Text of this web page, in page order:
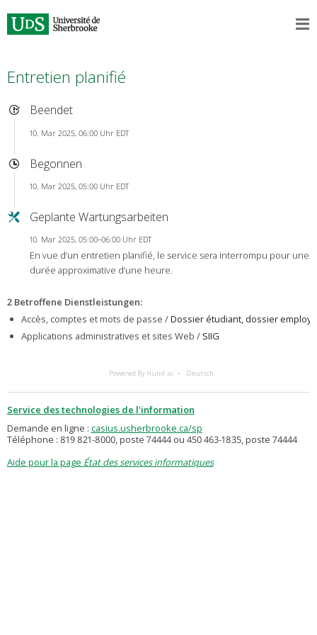
Entretien planifié
Beendet
10. Mar 2025, 06:00 Uhr EDT
Begonnen
10. Mar 2025, 05:00 Uhr EDT
Geplante Wartungsarbeiten
10. Mar 2025, 05:00–06:00 Uhr EDT
En vue d’un entretien planifié, le service sera interrompu pour une
durée approximative d’une heure.
2 Betroffene Dienstleistungen:
Accès, comptes et mots de passe /Dossier étudiant, dossier employé
Applications administratives et sites Web / SIIG
Powered By Hund.io Deutsch
Service des technologies de l'information
Demande en ligne : casius.usherbrooke.ca/sp
Téléphone : 819 821-8000, poste 74444 ou 450 463-1835, poste 74444
Aide pour la page État des services informatiques